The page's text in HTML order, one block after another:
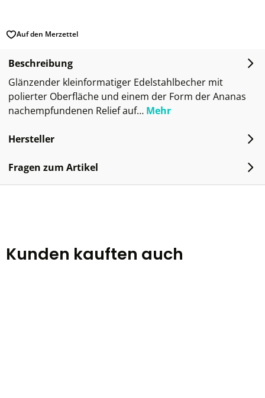
Auf den Merzettel
Beschreibung
Glänzender kleinformatiger Edelstahlbecher mit
polierter Oberfläche und einem der Form der Ananas
nachempfundenen Relief auf… Mehr
Hersteller
Fragen zum Artikel
Kunden kauften auch